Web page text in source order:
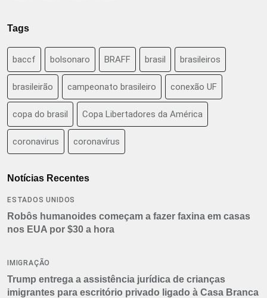
Tags
baccf bolsonaro BRAFF brasil brasileiros
brasileirão campeonato brasileiro conexão UF
copa do brasil Copa Libertadores da América
coronavirus coronavírus
Notícias Recentes
ESTADOS UNIDOS
Robôs humanoides começam a fazer faxina em casas
nos EUA por $30 a hora
IMIGRAÇÃO
Trump entrega a assistência jurídica de crianças
imigrantes para escritório privado ligado à Casa Branca